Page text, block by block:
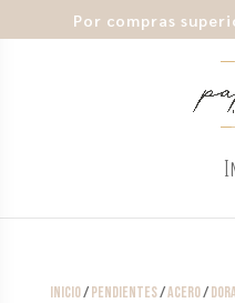
Por compras
Inicio/Pendientes/Acero/